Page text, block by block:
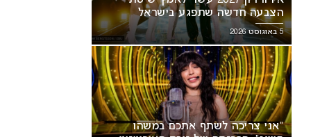
הצבעה חדשה שתפגע בישראל
5 באוגוסט 2026
“אני צריכה לשתף אתכם במשהו